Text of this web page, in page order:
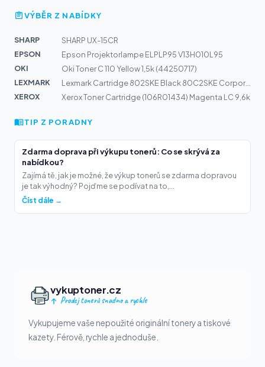
VÝBĚR Z NABÍDKY
SHARP
SHARP UX-15CR
EPSON
Epson Projektorlampe ELPLP95 V13H010L95
OKI
Oki Toner C 110 Yellow 1,5k (44250717)
LEXMARK
XEROX
Xerox Toner Cartridge (106R01434) Magenta LC 9,6k
TIP Z PORADNY
Zdarma doprava při výkupu tonerů: Co se skrývá za
nabídkou?
Zajímá tě, jak je možné, že výkup tonerů se zdarma dopravou
je tak výhodný? Pojďme se podívat na to,...
Číst dále →
vykuptoner.cz
Prodej tonerů snadno a rychle
Vykupujeme vaše nepoužité originální tonery a tiskové
kazety. Férově, rychle a jednoduše.